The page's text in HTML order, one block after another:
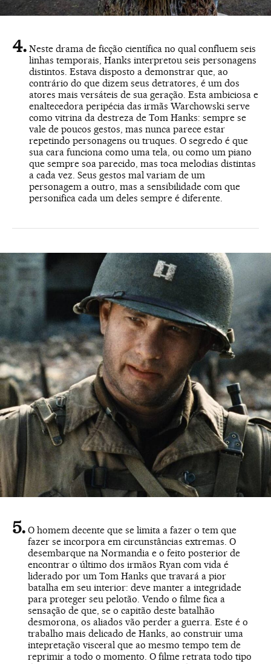
Neste drama de ficção científica no qual confluem seis
linhas temporais, Hanks interpretou seis personagens
distintos. Estava disposto a demonstrar que, ao
contrário do que dizem seus detratores, é um dos
atores mais versáteis de sua geração. Esta ambiciosa e
enaltecedora peripécia das irmãs Warchowski serve
como vitrina da destreza de Tom Hanks: sempre se
vale de poucos gestos, mas nunca parece estar
repetindo personagens ou truques. O segredo é que
sua cara funciona como uma tela, ou como um piano
que sempre soa parecido, mas toca melodias distintas
a cada vez. Seus gestos mal variam de um
personagem a outro, mas a sensibilidade com que
personifica cada um deles sempre é diferente.
O homem decente que se limita a fazer o tem que
fazer se incorpora em circunstâncias extremas. O
desembarque na Normandia e o feito posterior de
encontrar o último dos irmãos Ryan com vida é
liderado por um Tom Hanks que travará a pior
batalha em seu interior: deve manter a integridade
para proteger seu pelotão. Vendo o filme fica a
sensação de que, se o capitão deste batalhão
desmorona, os aliados vão perder a guerra. Este é o
trabalho mais delicado de Hanks, ao construir uma
intepretação visceral que ao mesmo tempo tem de
reprimir a todo o momento. O filme retrata todo tipo